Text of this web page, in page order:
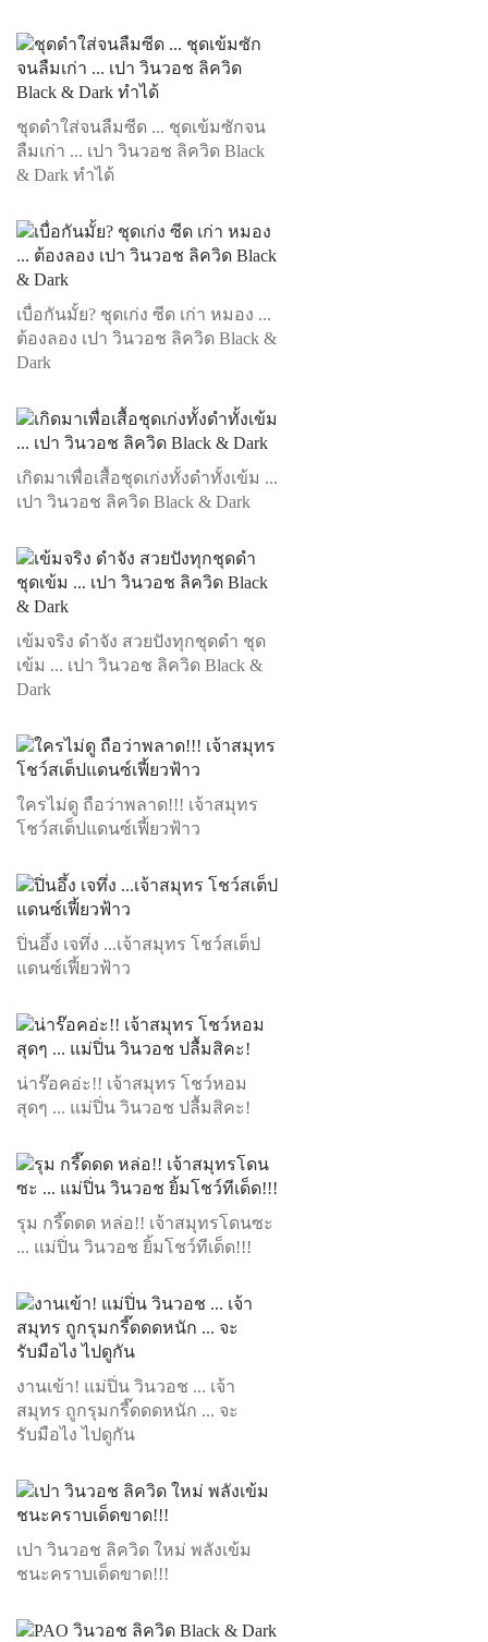
ชุดดำใส่จนลืมซีด ... ชุดเข้มซักจน
ลืมเก่า ... เปา วินวอช ลิควิด Black
& Dark ทำได้
เบื่อกันมั้ย? ชุดเก่ง ซีด เก่า หมอง ...
ต้องลอง เปา วินวอช ลิควิด Black &
Dark
เกิดมาเพื่อเสื้อชุดเก่งทั้งดำทั้งเข้ม ...
เปา วินวอช ลิควิด Black & Dark
เข้มจริง ดำจัง สวยปังทุกชุดดำ ชุด
เข้ม ... เปา วินวอช ลิควิด Black &
Dark
ใครไม่ดู ถือว่าพลาด!!! เจ้าสมุทร
โชว์สเต็ปแดนซ์เฟี้ยวฟ้าว
ปิ่นอึ้ง เจทึ่ง ...เจ้าสมุทร โชว์สเต็ป
แดนซ์เฟี้ยวฟ้าว
น่าร๊อคอ่ะ!! เจ้าสมุทร โชว์หอม
สุดๆ ... แม่ปิ่น วินวอช ปลื้มสิคะ!
รุม กรี๊ดดด หล่อ!! เจ้าสมุทรโดนซะ
... แม่ปิ่น วินวอช ยิ้มโชว์ทีเด็ด!!!
งานเข้า! แม่ปิ่น วินวอช ... เจ้า
สมุทร ถูกรุมกรี๊ดดดหนัก ... จะ
รับมือไง ไปดูกัน
เปา วินวอช ลิควิด ใหม่ พลังเข้ม
ชนะคราบเด็ดขาด!!!